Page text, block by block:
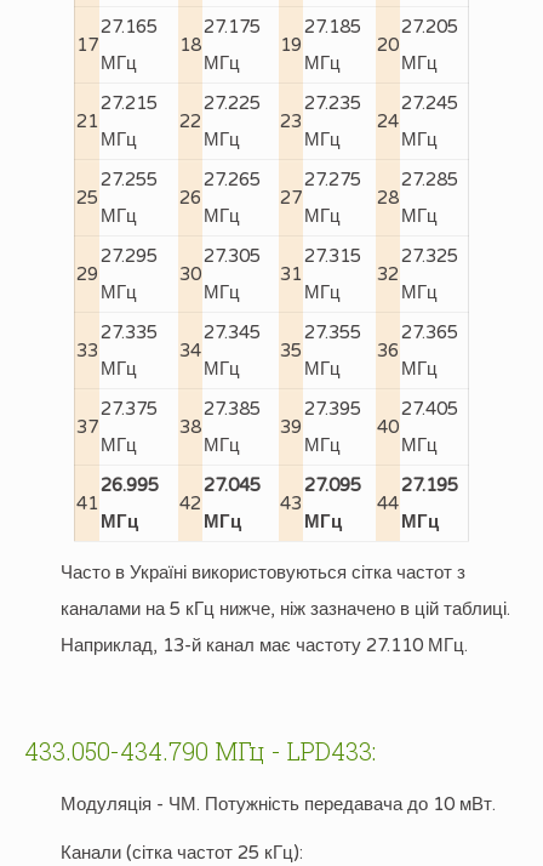
17
27.165
МГц
18
27.175
МГц
19
27.185
МГц
20
27.205
МГц
21
27.215
МГц
22
27.225
МГц
23
27.235
МГц
24
27.245
МГц
25
27.255
МГц
26
27.265
МГц
27
27.275
МГц
28
27.285
МГц
29
27.295
МГц
30
27.305
МГц
31
27.315
МГц
32
27.325
МГц
33
27.335
МГц
34
27.345
МГц
35
27.355
МГц
36
27.365
МГц
37
27.375
МГц
38
27.385
МГц
39
27.395
МГц
40
27.405
МГц
41
26.995
МГц
42
27.045
МГц
43
27.095
МГц
44
27.195
МГц
Часто в Україні використовуються сітка частот з
каналами на 5 кГц нижче, ніж зазначено в цій таблиці.
Наприклад, 13-й канал має частоту 27.110 МГц.
433.050-434.790 МГц - LPD433:
Модуляція - ЧМ. Потужність передавача до 10 мВт.
Канали (сітка частот 25 кГц):